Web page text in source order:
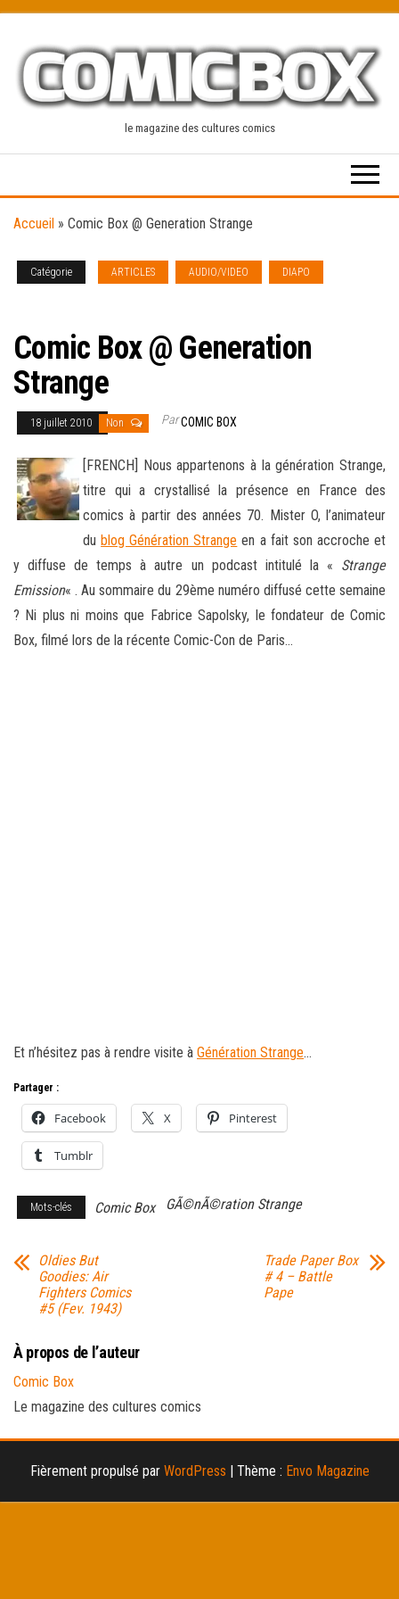
content
le magazine des cultures comics
Accueil » Comic Box @ Generation Strange
Catégorie ARTICLES AUDIO/VIDEO DIAPO
Comic Box @ Generation
Strange
18 juillet 2010 Non ParCOMIC BOX
[FRENCH] Nous appartenons à la génération Strange,
titre qui a crystallisé la présence en France des
comics à partir des années 70. Mister O, l’animateur
dublog Génération Strange en a fait son accroche et
y diffuse de temps à autre un podcast intitulé la « Strange
Emission« . Au sommaire du 29ème numéro diffusé cette semaine
? Ni plus ni moins que Fabrice Sapolsky, le fondateur de Comic
Box, filmé lors de la récente Comic-Con de Paris…
Et n’hésitez pas à rendre visite à Génération Strange…
Partager :
Facebook X Pinterest
Tumblr
Mots-clés Comic Box GÃ©nÃ©ration Strange
Oldies But
Goodies: Air
Fighters Comics
#5 (Fev. 1943)
Trade Paper Box
# 4 – Battle
Pape
À propos de l’auteur
Comic Box
Le magazine des cultures comics
Fièrement propulsé par WordPress | Thème : Envo Magazine